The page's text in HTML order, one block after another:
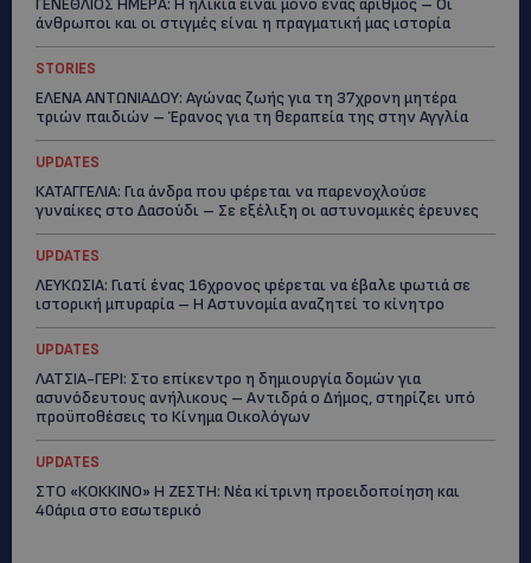
ΓΕΝΕΘΛΙΟΣ ΗΜΕΡΑ: Η ηλικία είναι μόνο ένας αριθμός – Οι
άνθρωποι και οι στιγμές είναι η πραγματική μας ιστορία
STORIES
ΕΛΕΝΑ ΑΝΤΩΝΙΑΔΟΥ: Αγώνας ζωής για τη 37χρονη μητέρα
τριών παιδιών – Έρανος για τη θεραπεία της στην Αγγλία
UPDATES
ΚΑΤΑΓΓΕΛΙΑ: Για άνδρα που φέρεται να παρενοχλούσε
γυναίκες στο Δασούδι – Σε εξέλιξη οι αστυνομικές έρευνες
UPDATES
ΛΕΥΚΩΣΙΑ: Γιατί ένας 16χρονος φέρεται να έβαλε φωτιά σε
ιστορική μπυραρία – Η Αστυνομία αναζητεί το κίνητρο
UPDATES
ΛΑΤΣΙΑ-ΓΕΡΙ: Στο επίκεντρο η δημιουργία δομών για
ασυνόδευτους ανήλικους – Αντιδρά ο Δήμος, στηρίζει υπό
προϋποθέσεις το Κίνημα Οικολόγων
UPDATES
ΣΤΟ «ΚΟΚΚΙΝΟ» Η ΖΕΣΤΗ: Νέα κίτρινη προειδοποίηση και
40άρια στο εσωτερικό